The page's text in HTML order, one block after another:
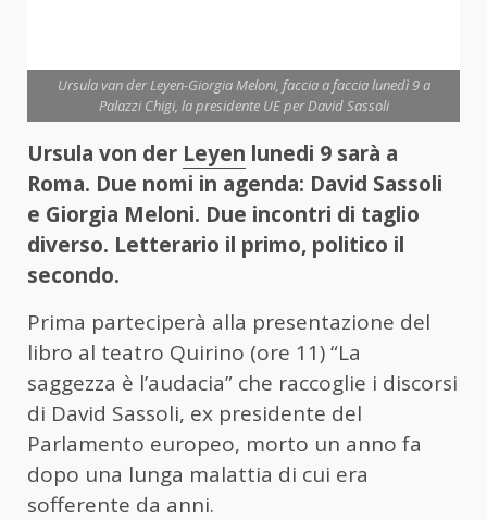
Ursula van der Leyen-Giorgia Meloni, faccia a faccia lunedì 9 a
Palazzi Chigi, la presidente UE per David Sassoli
Ursula von der Leyen lunedi 9 sarà a
Roma. Due nomi in agenda: David Sassoli
e Giorgia Meloni. Due incontri di taglio
diverso. Letterario il primo, politico il
secondo.
Prima parteciperà alla presentazione del
libro al teatro Quirino (ore 11) “La
saggezza è l’audacia” che raccoglie i discorsi
di David Sassoli, ex presidente del
Parlamento europeo, morto un anno fa
dopo una lunga malattia di cui era
sofferente da anni.